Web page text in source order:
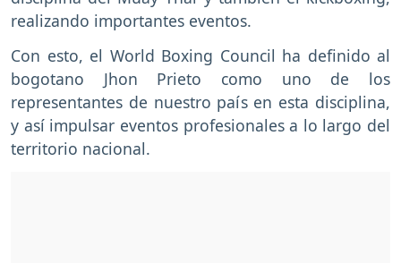
realizando importantes eventos.
Con esto, el World Boxing Council ha definido al
bogotano Jhon Prieto como uno de los
representantes de nuestro país en esta disciplina,
y así impulsar eventos profesionales a lo largo del
territorio nacional.